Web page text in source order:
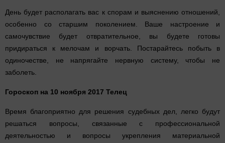
День будет располагать вас к спорам и выяснению отношений,
особенно со старшим поколением. Ваше настроение и
самочувствие будет отвратительное, вы будете готовы
придираться к мелочам и ворчать. Постарайтесь побыть в
одиночестве, не напрягайте нервную систему, чтобы не
заболеть.
Гороскоп на 10 ноября 2017 Телец
Время благоприятно для решения судебных дел, легко будут
решаться вопросы, связанные с профессиональной
деятельностью и вопросы укрепления материальной